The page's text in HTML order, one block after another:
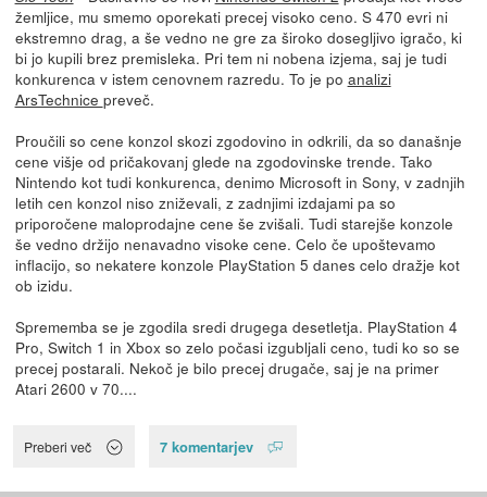
žemljice, mu smemo oporekati precej visoko ceno. S 470 evri ni
ekstremno drag, a še vedno ne gre za široko dosegljivo igračo, ki
bi jo kupili brez premisleka. Pri tem ni nobena izjema, saj je tudi
konkurenca v istem cenovnem razredu. To je po analizi
ArsTechnice preveč.
Proučili so cene konzol skozi zgodovino in odkrili, da so današnje
cene višje od pričakovanj glede na zgodovinske trende. Tako
Nintendo kot tudi konkurenca, denimo Microsoft in Sony, v zadnjih
letih cen konzol niso zniževali, z zadnjimi izdajami pa so
priporočene maloprodajne cene še zvišali. Tudi starejše konzole
še vedno držijo nenavadno visoke cene. Celo če upoštevamo
inflacijo, so nekatere konzole PlayStation 5 danes celo dražje kot
ob izidu.
Sprememba se je zgodila sredi drugega desetletja. PlayStation 4
Pro, Switch 1 in Xbox so zelo počasi izgubljali ceno, tudi ko so se
precej postarali. Nekoč je bilo precej drugače, saj je na primer
Atari 2600 v 70....
Preberi več 7 komentarjev